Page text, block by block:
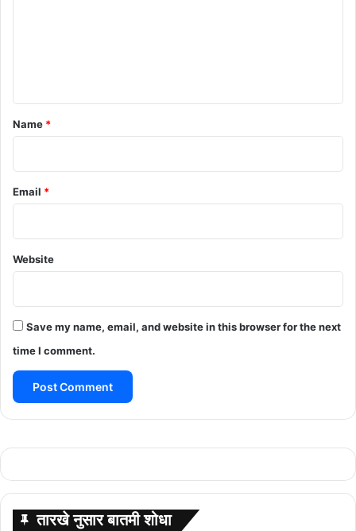
*
Name *
Email *
Website
Save my name, email, and website in this browser for the next
time I comment.
तारखे नुसार बातमी शोधा